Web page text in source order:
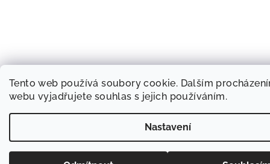
Tento web používá soubory cookie. Dalším
webu vyjadřujete souhlas s jejich používáním.
Nastavení